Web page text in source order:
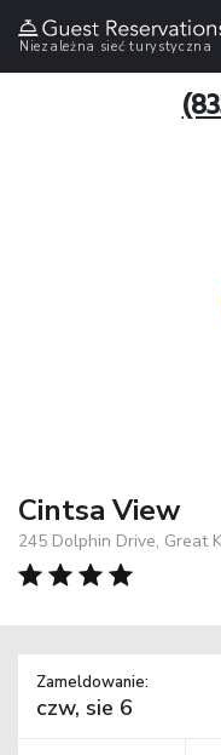
Niezależna sieć turystyczna
Cintsa View
245 Dolphin Drive, Great
Zameldowanie: